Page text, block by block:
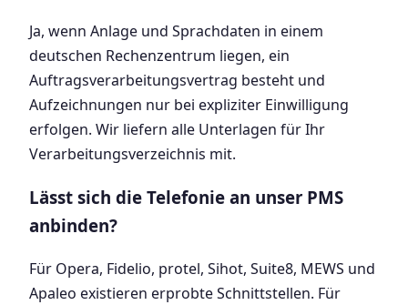
Ja, wenn Anlage und Sprachdaten in einem
deutschen Rechenzentrum liegen, ein
Auftragsverarbeitungsvertrag besteht und
Aufzeichnungen nur bei expliziter Einwilligung
erfolgen. Wir liefern alle Unterlagen für Ihr
Verarbeitungsverzeichnis mit.
Lässt sich die Telefonie an unser PMS
anbinden?
Für Opera, Fidelio, protel, Sihot, Suite8, MEWS und
Apaleo existieren erprobte Schnittstellen. Für